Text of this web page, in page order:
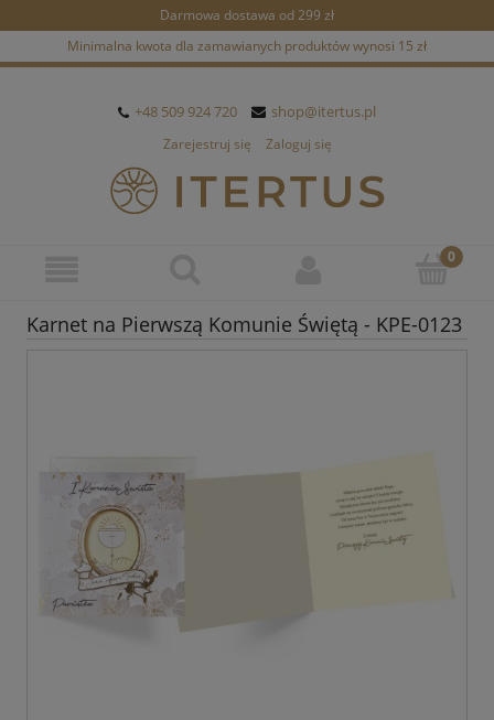
Darmowa dostawa od 299 zł
Minimalna kwota dla zamawianych produktów wynosi 15 zł
+48 509 924 720 shop@itertus.pl
Zarejestruj się Zaloguj się
Karnet na Pierwszą Komunie Świętą - KPE-0123